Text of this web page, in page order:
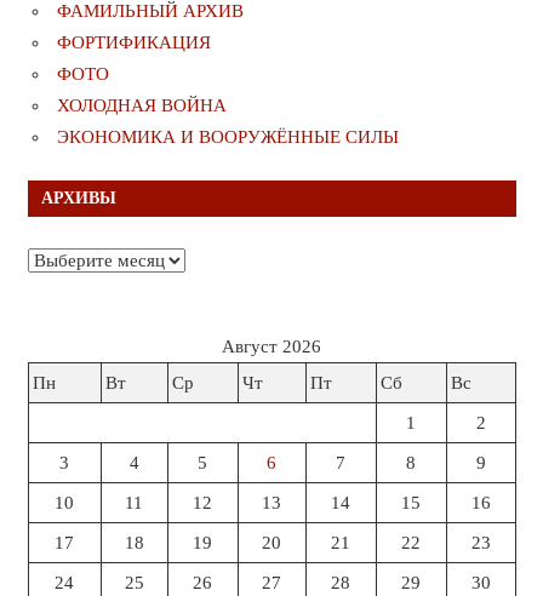
ФАМИЛЬНЫЙ АРХИВ
ФОРТИФИКАЦИЯ
ФОТО
ХОЛОДНАЯ ВОЙНА
ЭКОНОМИКА И ВООРУЖЁННЫЕ СИЛЫ
АРХИВЫ
Архивы
Август 2026
Пн
Вт Ср Чт Пт Сб Вс
1 2
3 4 5 6 7 8 9
10 11 12 13 14 15 16
17 18 19 20 21 22 23
24 25 26 27 28 29 30